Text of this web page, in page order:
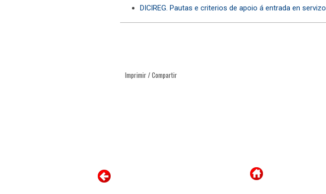
DICIREG. Pautas e criterios de apoio á entrada en servizo
Imprimir / Compartir